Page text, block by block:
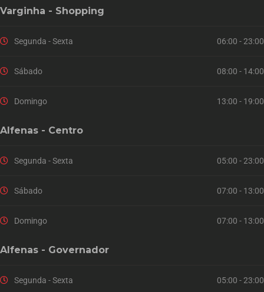
Varginha - Shopping
Segunda - Sexta 06:00 - 23:00
Sábado 08:00 - 14:00
Domingo 13:00 - 19:00
Alfenas - Centro
Segunda - Sexta 05:00 - 23:00
Sábado 07:00 - 13:00
Domingo 07:00 - 13:00
Alfenas - Governador
Segunda - Sexta 05:00 - 23:00